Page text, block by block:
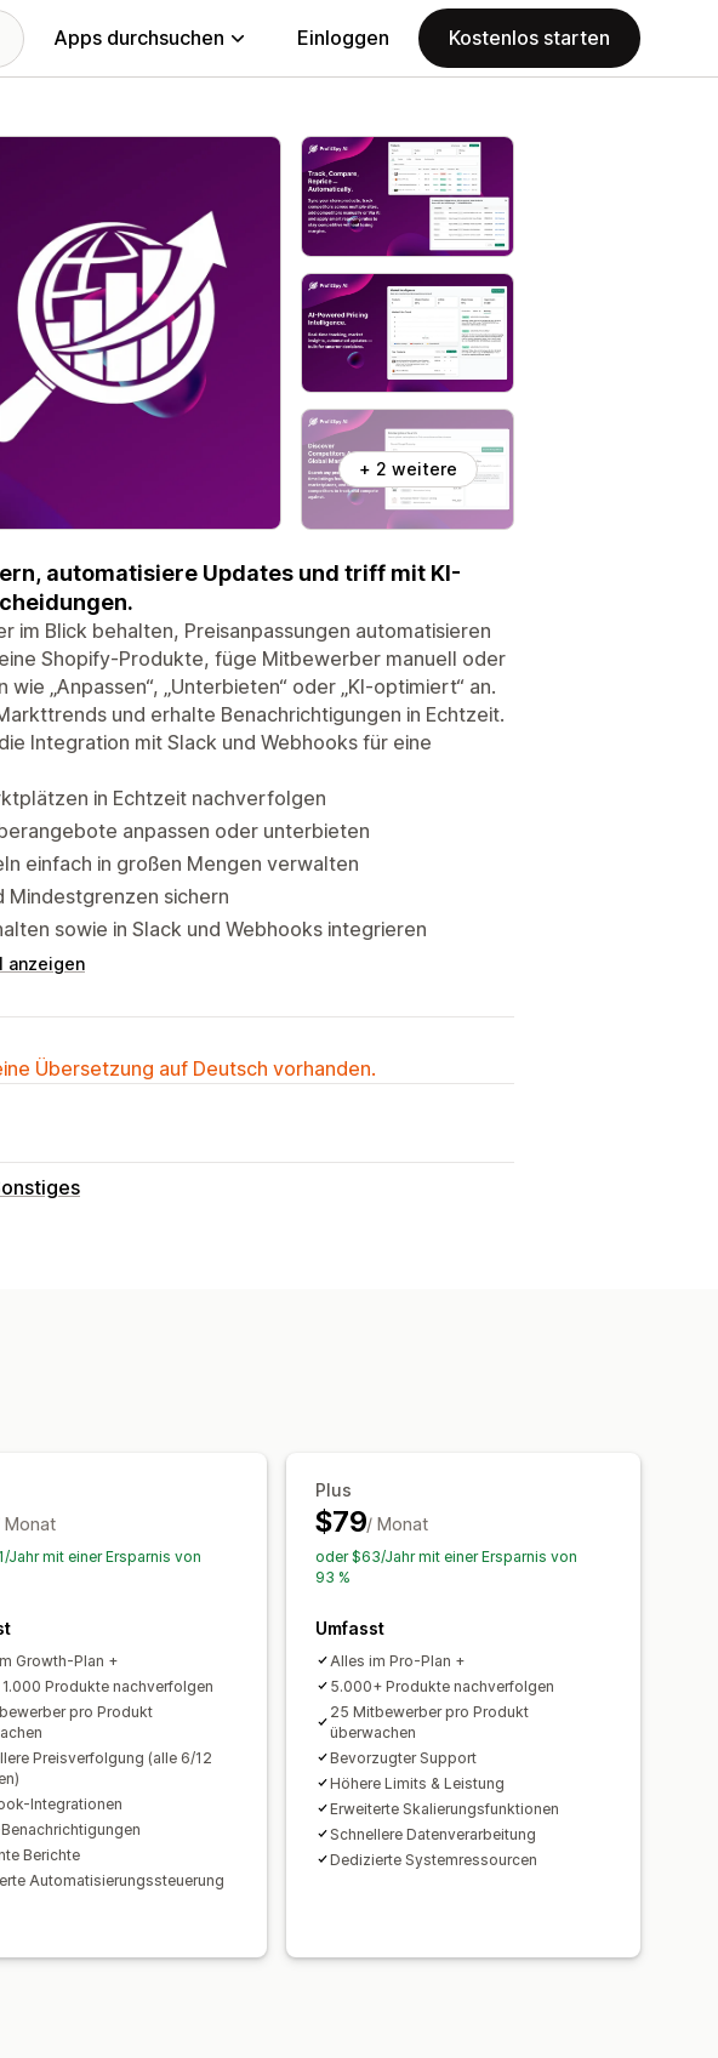
Apps durchsuchen Einloggen Kostenlos starten
+ 2 weitere
automatisiere Updates und triff mit KI-
im Blick behalten, Preisanpassungen automatisieren
Shopify-Produkte, füge Mitbewerber manuell oder
„Anpassen“, „Unterbieten“ oder „KI-optimiert“ an.
und erhalte Benachrichtigungen in Echtzeit.
Integration mit Slack und Webhooks für eine
in Echtzeit nachverfolgen
anpassen oder unterbieten
einfach in großen Mengen verwalten
Mindestgrenzen sichern
sowie in Slack und Webhooks integrieren
anzeigen
Übersetzung auf Deutsch vorhanden.
Monat
Jahr mit einer Ersparnis von
Growth-Plan +
Produkte nachverfolgen
pro Produkt
Preisverfolgung (alle 6/12
Integrationen
Berichte
Automatisierungssteuerung
Plus
$79/ Monat
oder $63/Jahr mit einer Ersparnis von
93 %
Umfasst
Alles im Pro-Plan +
5.000+ Produkte nachverfolgen
25 Mitbewerber pro Produkt
überwachen
Bevorzugter Support
Höhere Limits & Leistung
Erweiterte Skalierungsfunktionen
Schnellere Datenverarbeitung
Dedizierte Systemressourcen